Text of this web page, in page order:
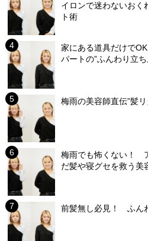
イロンで迷わないおく
ト術
家にある道具だけで
パートの”ふんわり立
梅雨の美容師直伝”髪
梅雨でも怖くない！
だ髪や寝グセを救う美
前髪無し必見！ ふん